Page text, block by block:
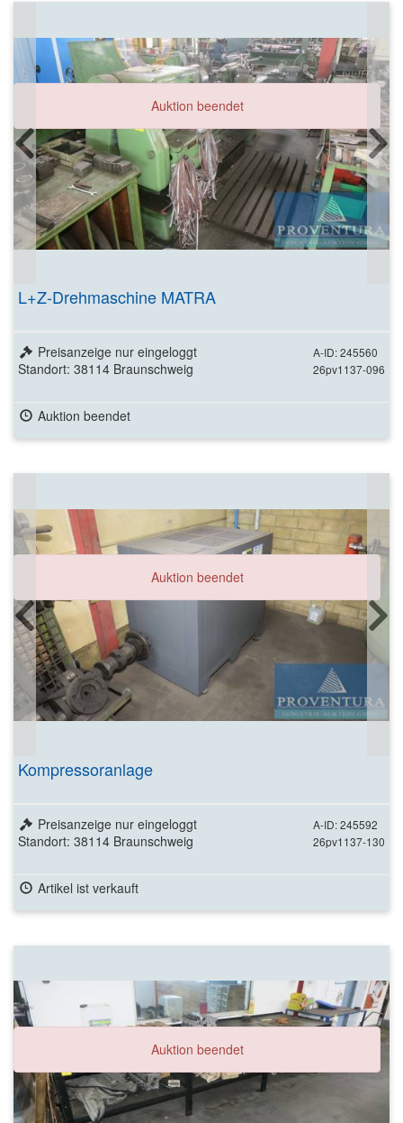
Auktion beendet
L+Z-Drehmaschine MATRA
A-ID: 245560
26pv1137-096
Preisanzeige nur eingeloggt
Standort: 38114 Braunschweig
Auktion beendet
Auktion beendet
Kompressoranlage
A-ID: 245592
26pv1137-130
Preisanzeige nur eingeloggt
Standort: 38114 Braunschweig
Artikel ist verkauft
Auktion beendet